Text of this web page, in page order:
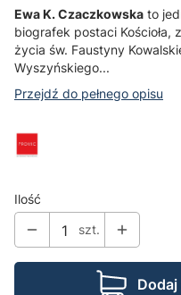
Ewa K. Czaczkowska to
biografek postaci Kościoła,
życia św. Faustyny
Wyszyńskiego...
Przejdź do pełnego opisu
Ilość
szt.